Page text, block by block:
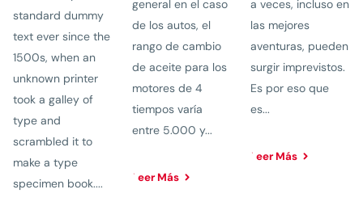
standard dummy
text ever since the
1500s, when an
unknown printer
took a galley of
type and
scrambled it to
make a type
specimen book....
general en el caso
de los autos, el
rango de cambio
de aceite para los
motores de 4
tiempos varía
entre 5.000 y...
Leer Más
a veces, incluso en
las mejores
aventuras, pueden
surgir imprevistos.
Es por eso que
es...
Leer Más